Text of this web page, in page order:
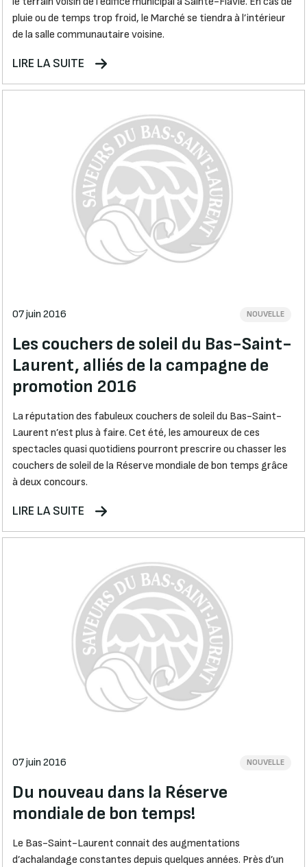
pluie ou de temps trop froid, le Marché se tiendra à l’intérieur
de la salle communautaire voisine.
LIRE LA SUITE
07 juin 2016 NOUVELLE
Les couchers de soleil du Bas-Saint-
Laurent, alliés de la campagne de
promotion 2016
La réputation des fabuleux couchers de soleil du Bas-Saint-
Laurent n’est plus à faire. Cet été, les amoureux de ces
spectacles quasi quotidiens pourront prescrire ou chasser les
couchers de soleil de la Réserve mondiale de bon temps grâce
à deux concours.
LIRE LA SUITE
07 juin 2016 NOUVELLE
Du nouveau dans la Réserve
mondiale de bon temps!
Le Bas-Saint-Laurent connait des augmentations
d’achalandage constantes depuis quelques années. Près d’un